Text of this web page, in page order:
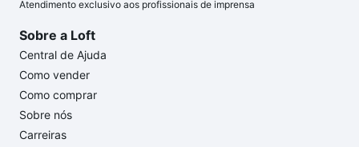
Atendimento exclusivo aos profissionais de imprensa
Sobre a Loft
Central de Ajuda
Como vender
Como comprar
Sobre nós
Carreiras